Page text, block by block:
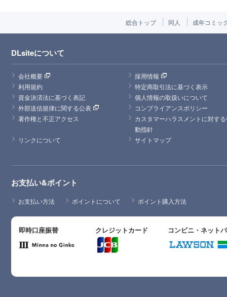
総合トップ 同人 成年コミッ
DLsiteについて
会社概要
採用情報
利用規約
特定商取引法に基づく表示
資金決済法に基づく表記
個人情報の取扱いについて
外部送信規律に関する公表
コンプライアンスポリシー
著作権と不正アクセス
カスタマーハラスメントに対す
動指針
リンクについて
サイトマップ
お支払い&ポイント
お支払い方法 ポイントについて ポイント購入方法
即時口座振替 クレジットカード コンビニ・ネット